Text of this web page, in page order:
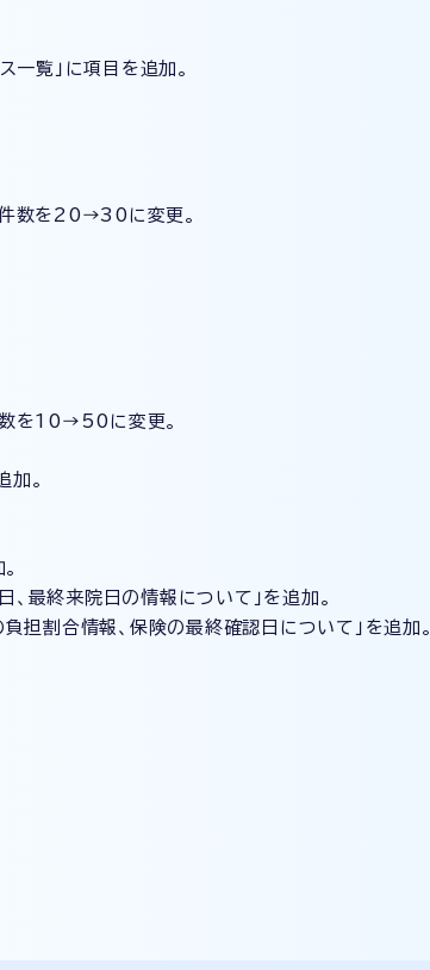
覧」に項目を追加。
を20→30に変更。
を10→50に変更。
。
来院日の情報について」を追加。
合情報、保険の最終確認日について」を追加。